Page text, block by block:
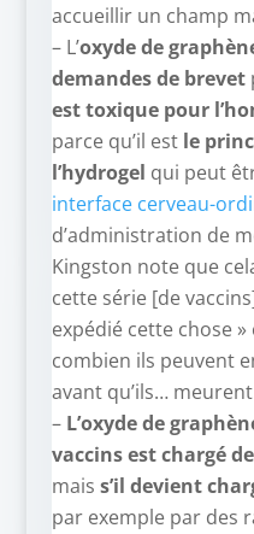
accueillir un champ
– L’oxyde de
demandes de brevet
est toxique pour
parce qu’il est le
l’hydrogel qui peut
interface cerveau-
d’administration de
Kingston note que
cette série [de
expédié cette chose
combien ils peuvent
avant qu’ils… meurent
– L’oxyde de
vaccins est chargé
mais s’il devient
par exemple par des